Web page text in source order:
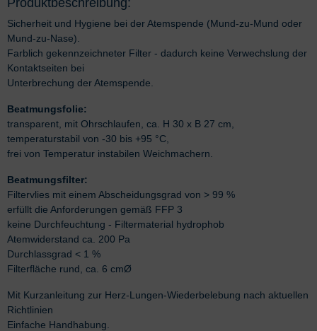
Sicherheit und Hygiene bei der Atemspende (Mund-zu-Mund oder
Mund-zu-Nase).
Farblich gekennzeichneter Filter - dadurch keine Verwechslung der
Kontaktseiten bei
Unterbrechung der Atemspende.
Beatmungsfolie:
transparent, mit Ohrschlaufen, ca. H 30 x B 27 cm,
temperaturstabil von -30 bis +95 °C,
frei von Temperatur instabilen Weichmachern.
Beatmungsfilter:
Filtervlies mit einem Abscheidungsgrad von > 99 %
erfüllt die Anforderungen gemäß FFP 3
keine Durchfeuchtung - Filtermaterial hydrophob
Atemwiderstand ca. 200 Pa
Durchlassgrad < 1 %
Filterfläche rund, ca. 6 cmØ
Mit Kurzanleitung zur Herz-Lungen-Wiederbelebung nach aktuellen
Richtlinien
Einfache Handhabung.